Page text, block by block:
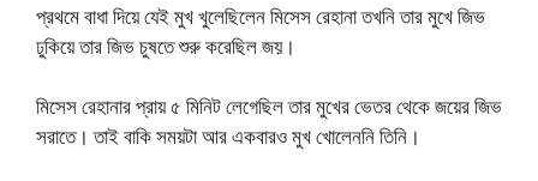
প্রথমে বাধা দিয়ে যেই মুখ খুলেছিলেন মিসেস রেহানা তখনি তার মুখে জিভ
ঢুকিয়ে তার জিভ চুষতে শুরু করেছিল জয়।
মিসেস রেহানার প্রায় ৫ মিনিট লেগেছিল তার মুখের ভেতর থেকে জয়ের জিভ
সরাতে। তাই বাকি সময়টা আর একবারও মুখ খোলেননি তিনি।